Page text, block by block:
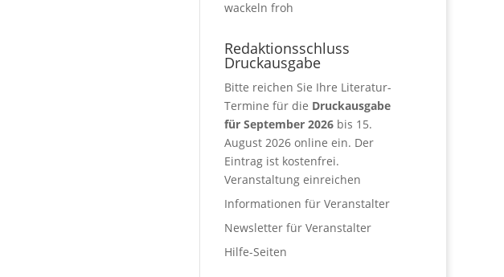
wackeln froh
Redaktionsschluss
Druckausgabe
Bitte reichen Sie Ihre Literatur-
Termine für die Druckausgabe
für September 2026 bis 15.
August 2026 online ein. Der
Eintrag ist kostenfrei.
Veranstaltung einreichen
Informationen für Veranstalter
Newsletter für Veranstalter
Hilfe-Seiten